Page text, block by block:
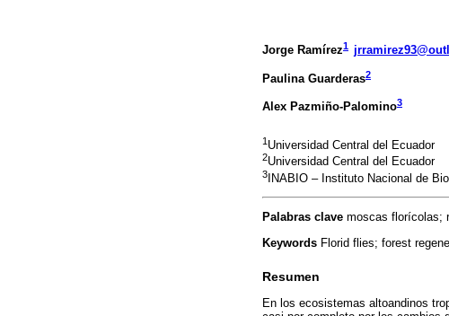
Jorge Ramírez1
Paulina Guarderas2
Alex Pazmiño-Palomino3
1 Universidad Central del Ecuador
2Universidad Central del Ecuador
3 INABIO – Instituto Nacional de
Palabras clave moscas florícolas;
Keywords Florid flies; forest
Resumen
En los ecosistemas altoandinos